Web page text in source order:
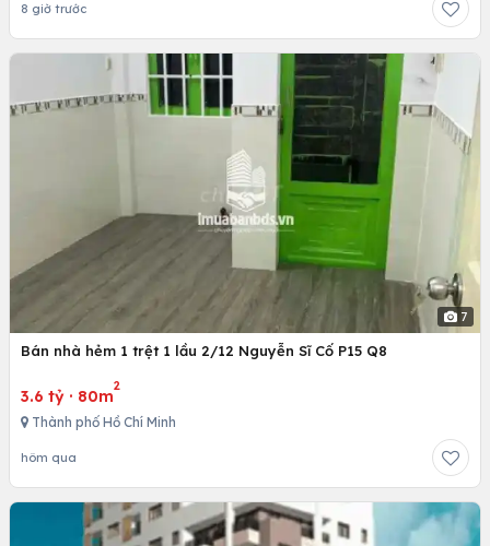
8 giờ trước
7
Bán nhà hẻm 1 trệt 1 lầu 2/12 Nguyễn Sĩ Cố P15 Q8
3.6 tỷ · 80m
2
Thành phố Hồ Chí Minh
hôm qua